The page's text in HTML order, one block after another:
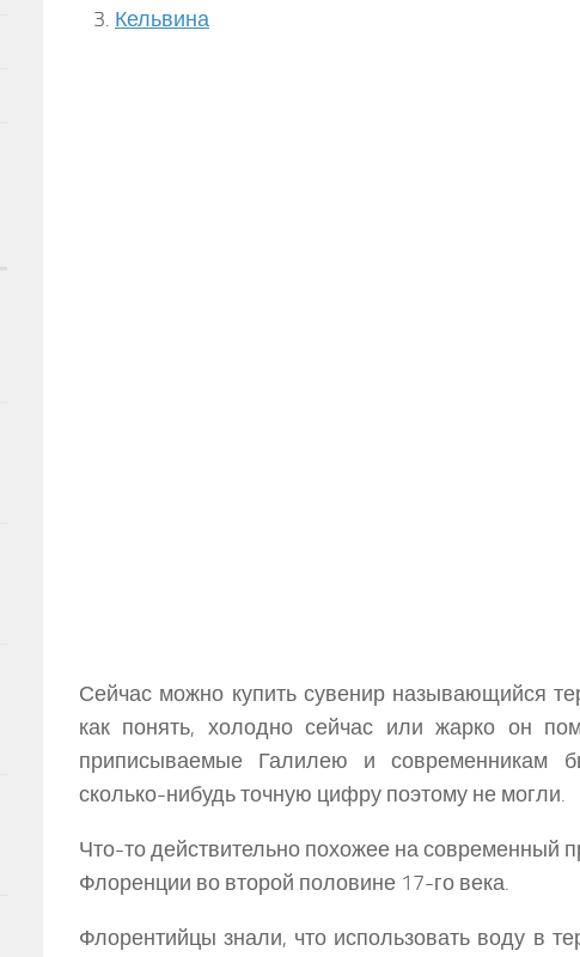
Кельвина
Сейчас можно купить сувенир называющийся
как понять, холодно сейчас или жарко он
приписываемые Галилею и современникам
сколько-нибудь точную цифру поэтому не могли.
Что-то действительно похожее на современный
Флоренции во второй половине 17-го века.
Флорентийцы знали, что использовать воду в